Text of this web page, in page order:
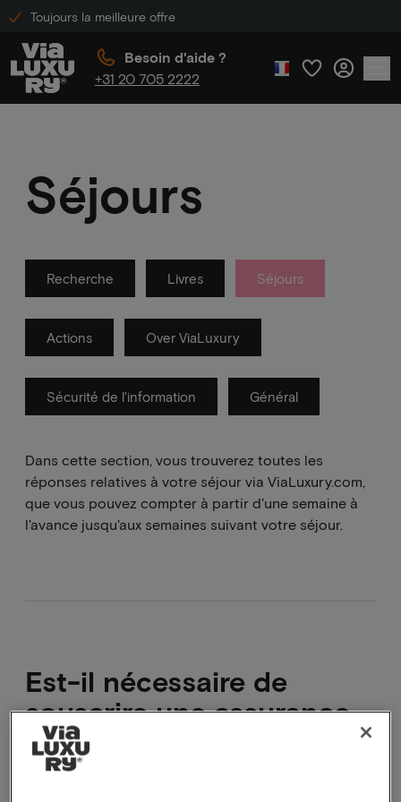
Toujours la meilleure offre
Besoin d'aide ?
+31 20 705 2222
Séjours
Recherche Livres Séjours
Actions Over ViaLuxury
Sécurité de l'information Général
Dans cette section, vous trouverez toutes les
réponses relatives à votre séjour via ViaLuxury.com,
que vous pouvez compter à partir d'une semaine à
l'avance jusqu'aux semaines suivant votre séjour.
Est-il nécessaire de
souscrire une assurance
annulation ?